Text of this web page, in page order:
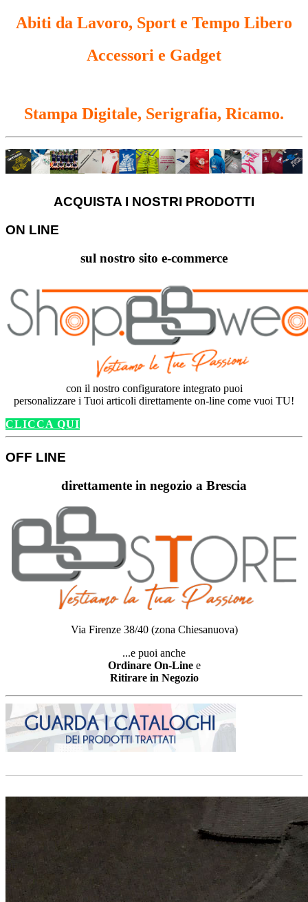
Abiti da Lavoro, Sport e Tempo Libero
Accessori e Gadget
Stampa Digitale, Serigrafia, Ricamo.
ACQUISTA I NOSTRI PRODOTTI
ON LINE
sul nostro sito e-commerce
con il nostro configuratore integrato puoi
personalizzare i Tuoi articoli direttamente on-line come vuoi TU!
CLICCA QUI
OFF LINE
direttamente in negozio a Brescia
Via Firenze 38/40 (zona Chiesanuova)
...e puoi anche
Ordinare On-Linee
Ritirare in Negozio